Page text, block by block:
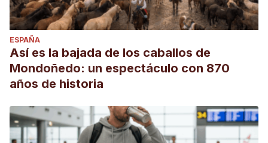
ESPAÑA
Así es la bajada de los caballos de
Mondoñedo: un espectáculo con 870
años de historia